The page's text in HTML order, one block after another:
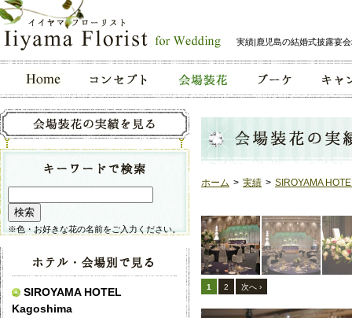
実績|鹿児島の結婚式披露宴
ホーム > 実績 > SIROYAMA
1 2 次へ ›
※色・お好きな花の名前をご入力ください。
SIROYAMA HOTEL
Kagoshima